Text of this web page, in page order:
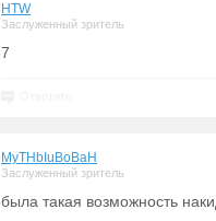
HTW
Заслуженный зритель
7
MyTHbIuBoBaH
Заслуженный зритель
была такая возможность